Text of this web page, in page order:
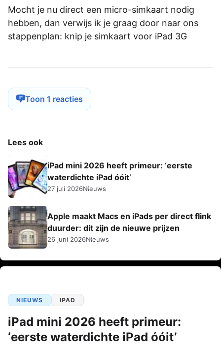
Mocht je nu direct een micro-simkaart nodig
hebben, dan verwijs ik je graag door naar ons
stappenplan: knip je simkaart voor iPad 3G
Toon 1 reacties
Lees ook
iPad mini 2026 heeft primeur: ‘eerste
waterdichte iPad óóit’
27 juli 2026Nieuws
Apple maakt Macs en iPads per direct flink
duurder: dit zijn de nieuwe prijzen
26 juni 2026Nieuws
NIEUWS IPAD
iPad mini 2026 heeft primeur:
‘eerste waterdichte iPad óóit’